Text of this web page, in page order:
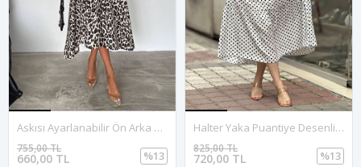
Askısı Ayarlanabilir Ön Arka V Yaka Leopar Desen Elbise-Krem
660,00 TL
755,00 TL
%13
Halter Yaka Puantiye Desenli Midi Boy Elbise-Beyaz
720,00 TL
825,00 TL
%13